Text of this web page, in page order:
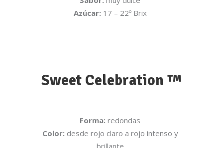
Azúcar: 17 – 22º Brix
Sweet Celebration ™
Forma: redondas
Color: desde rojo claro a rojo intenso y